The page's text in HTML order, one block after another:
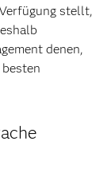
stellt,
denen,